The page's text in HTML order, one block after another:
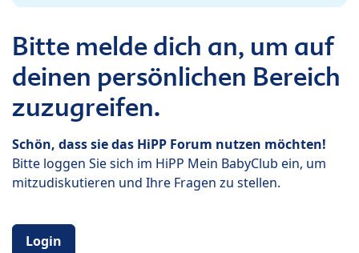
Bitte melde dich an, um auf
deinen persönlichen Bereich
zuzugreifen.
Schön, dass sie das HiPP Forum nutzen möchten!
Bitte loggen Sie sich im HiPP Mein BabyClub ein, um
mitzudiskutieren und Ihre Fragen zu stellen.
Login